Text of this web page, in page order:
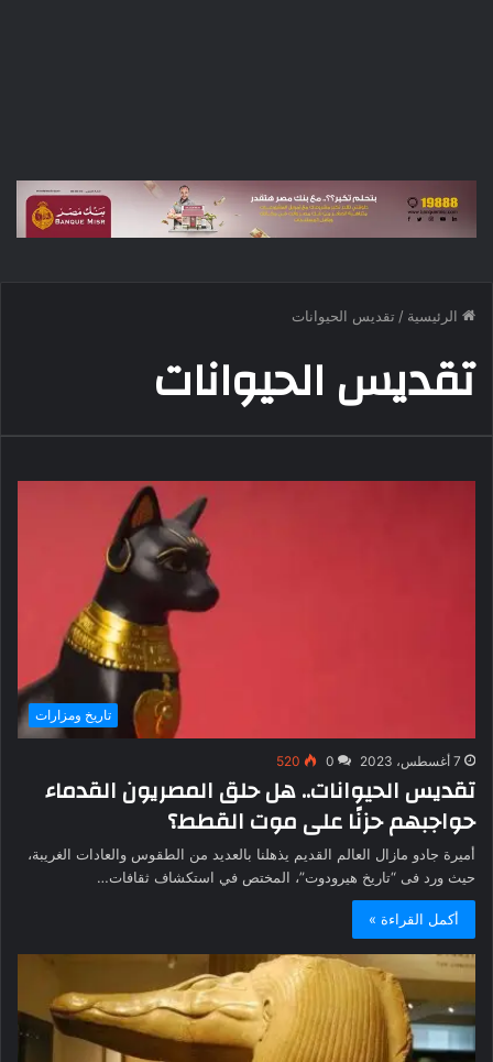
الرئيسية / تقديس الحيوانات
تقديس الحيوانات
تاريخ ومزارات
7 أغسطس، 2023 0
520
تقديس الحيوانات.. هل حلق المصريون القدماء
حواجبهم حزنًا على موت القطط؟
أميرة جادو مازال العالم القديم يذهلنا بالعديد من الطقوس والعادات الغريبة،
حيث ورد فى “تاريخ هيرودوت”، المختص في استكشاف ثقافات…
أكمل القراءة »